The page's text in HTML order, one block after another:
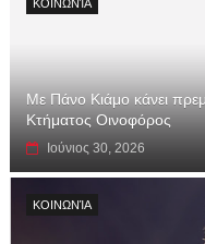
ΚΟΙΝΩΝΊΑ
Με Πάνο Κιάμο κάνει
Κτήματος Οινοφόρος
Ιούνιος 30, 2026
ΚΟΙΝΩΝΊΑ